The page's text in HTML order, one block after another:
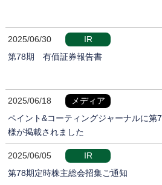
2025/06/30
IR
第78期 有価証券報告書
2025/06/18
メディア
ペイント&コーティングジャーナルに第
様が掲載されました
2025/06/05
IR
第78期定時株主総会招集ご通知